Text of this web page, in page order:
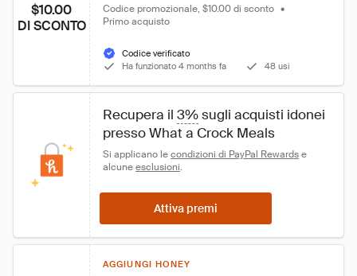
$10.00
DI SCONTO
Codice promozionale, $10.00 di sconto •
Primo acquisto
Codice verificato
Ha funzionato 4 months fa
48 usi
Recupera il 3% sugli acquisti idonei
presso What a Crock Meals
Si applicano le condizioni di PayPal Rewards e
alcune esclusioni.
Attiva premi
AGGIUNGI HONEY